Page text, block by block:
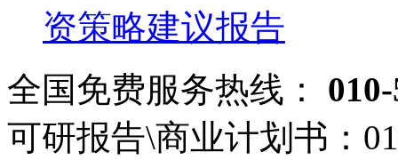
资策略建议报告
全国免费服务热线：
可研报告\商业计划书：